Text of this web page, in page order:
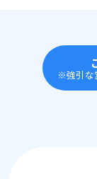
※強引な